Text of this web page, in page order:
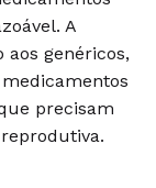
A
aos genéricos,
precisam